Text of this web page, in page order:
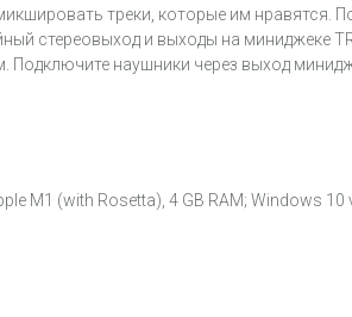
треки, которые им нравятся.
стереовыход и выходы на миниджеке
наушники через выход
M1 (with Rosetta), 4 GB RAM; Windows 10